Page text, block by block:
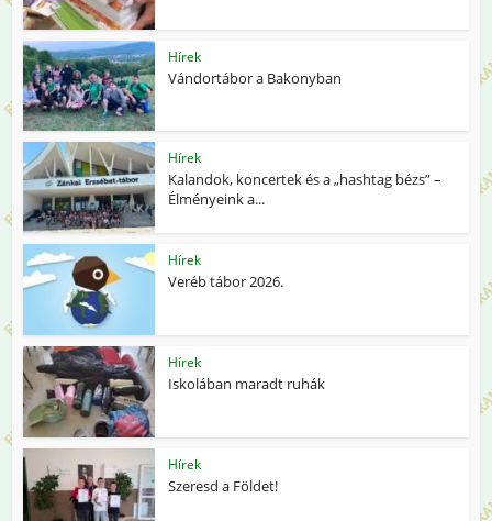
Hírek
Vándortábor a Bakonyban
Hírek
Kalandok, koncertek és a „hashtag bézs” –
Élményeink a...
Hírek
Veréb tábor 2026.
Hírek
Iskolában maradt ruhák
Hírek
Szeresd a Földet!